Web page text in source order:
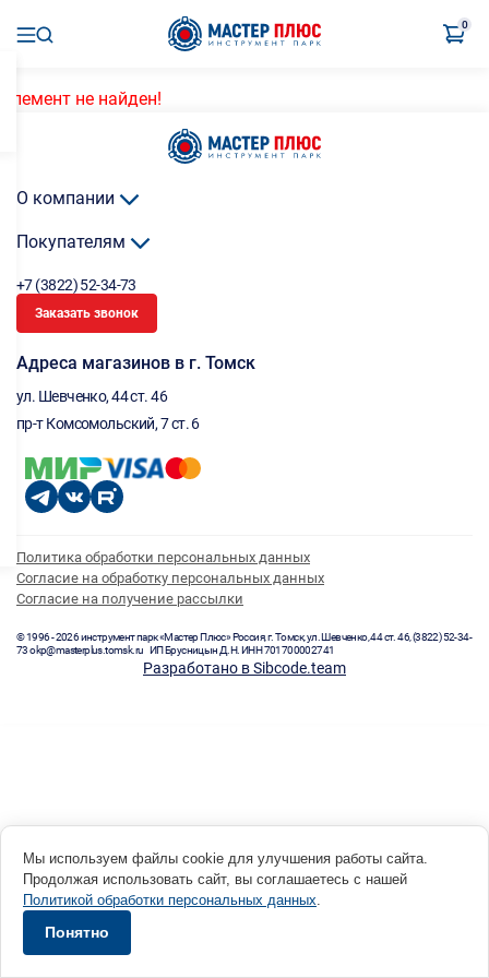
0
Элемент не найден!
О компании
Покупателям
+7 (3822) 52-34-73
Заказать звонок
Адреса магазинов в г. Томск
ул. Шевченко, 44 ст. 46
пр-т Комсомольский, 7 ст. 6
Политика обработки персональных данных
Согласие на обработку персональных данных
Согласие на получение рассылки
© 1996 - 2026 инструмент парк «Мастер Плюс» Россия, г. Томск, ул. Шевченко, 44 ст. 46, (3822) 52-34-
73 okp@masterplus.tomsk.ru ИП Брусницын Д.Н. ИНН 701700002741
Разработано в Sibcode.team
Мы используем файлы cookie для улучшения работы сайта.
Продолжая использовать сайт, вы соглашаетесь с нашей
Политикой обработки персональных данных.
Понятно